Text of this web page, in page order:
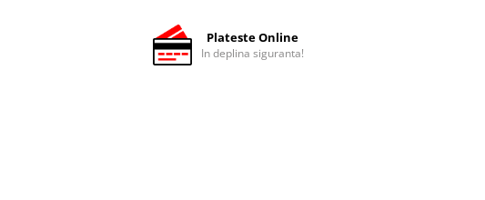
Plateste Online
In deplina siguranta!